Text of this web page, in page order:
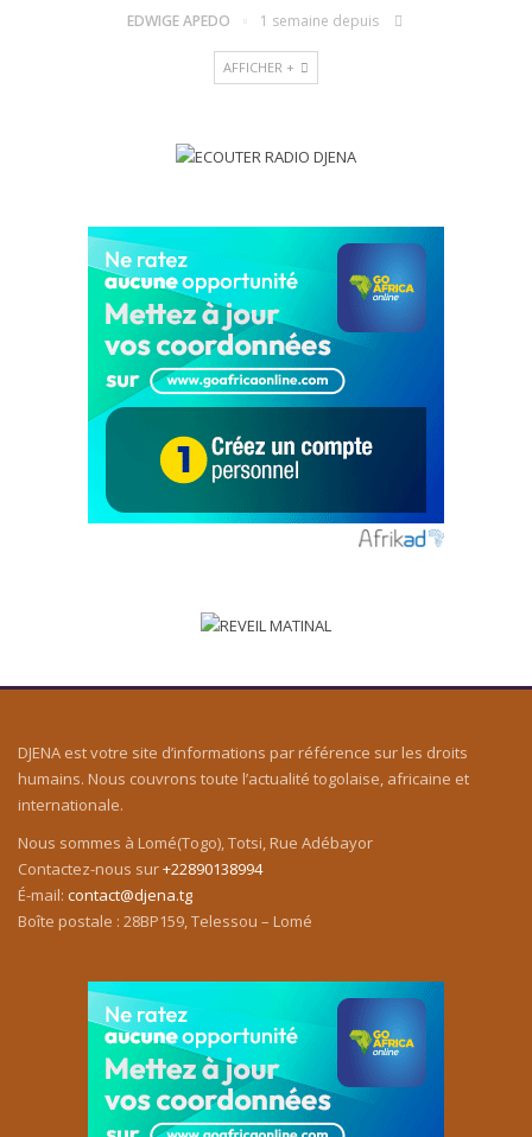
EDWIGE APEDO 1 semaine depuis
AFFICHER +
DJENA est votre site d’informations par référence sur les droits
humains. Nous couvrons toute l’actualité togolaise, africaine et
internationale.
Nous sommes à Lomé(Togo), Totsi, Rue Adébayor
Contactez-nous sur+22890138994
É-mail: contact@djena.tg
Boîte postale : 28BP159, Telessou – Lomé